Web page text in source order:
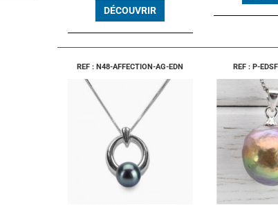
DÉCOUVRIR
REF : N48-AFFECTION-AG-EDN REF : P-